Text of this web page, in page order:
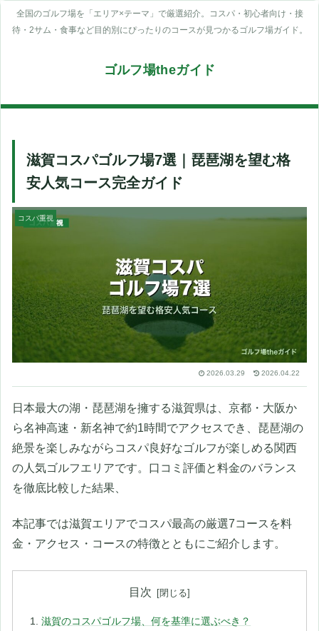
全国のゴルフ場を「エリア×テーマ」で厳選紹介。コスパ・初心者向け・接
待・2サム・食事など目的別にぴったりのコースが見つかるゴルフ場ガイド。
ゴルフ場theガイド
滋賀コスパゴルフ場7選｜琵琶湖を望む格
安人気コース完全ガイド
コスパ重視
2026.03.29 2026.04.22
日本最大の湖・琵琶湖を擁する滋賀県は、京都・大阪か
ら名神高速・新名神で約1時間でアクセスでき、琵琶湖の
絶景を楽しみながらコスパ良好なゴルフが楽しめる関西
の人気ゴルフエリアです。口コミ評価と料金のバランス
を徹底比較した結果、
本記事では滋賀エリアでコスパ最高の厳選7コースを料
金・アクセス・コースの特徴とともにご紹介します。
目次
滋賀のコスパゴルフ場、何を基準に選ぶべき？